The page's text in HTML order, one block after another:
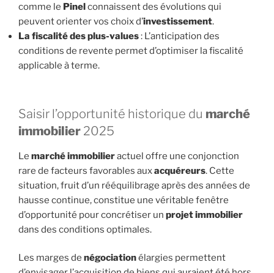
comme le Pinelconnaissent des évolutions qui
peuvent orienter vos choix d’investissement.
La fiscalité desplus-values: L’anticipation des
conditions de revente permet d’optimiser la fiscalité
applicable à terme.
Saisir l’opportunité historique du marché
immobilier 2025
Le marché immobilieractuel offre une conjonction
rare de facteurs favorables auxacquéreurs. Cette
situation, fruit d’un rééquilibrage après des années de
hausse continue, constitue une véritable fenêtre
d’opportunité pour concrétiser un projet immobilier
dans des conditions optimales.
Les marges de négociationélargies permettent